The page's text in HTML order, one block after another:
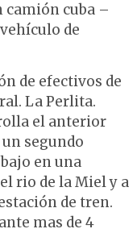
camión cuba –
de
de efectivos de
La Perlita.
el anterior
segundo
en una
rio de la Miel y a
de tren.
mas de 4